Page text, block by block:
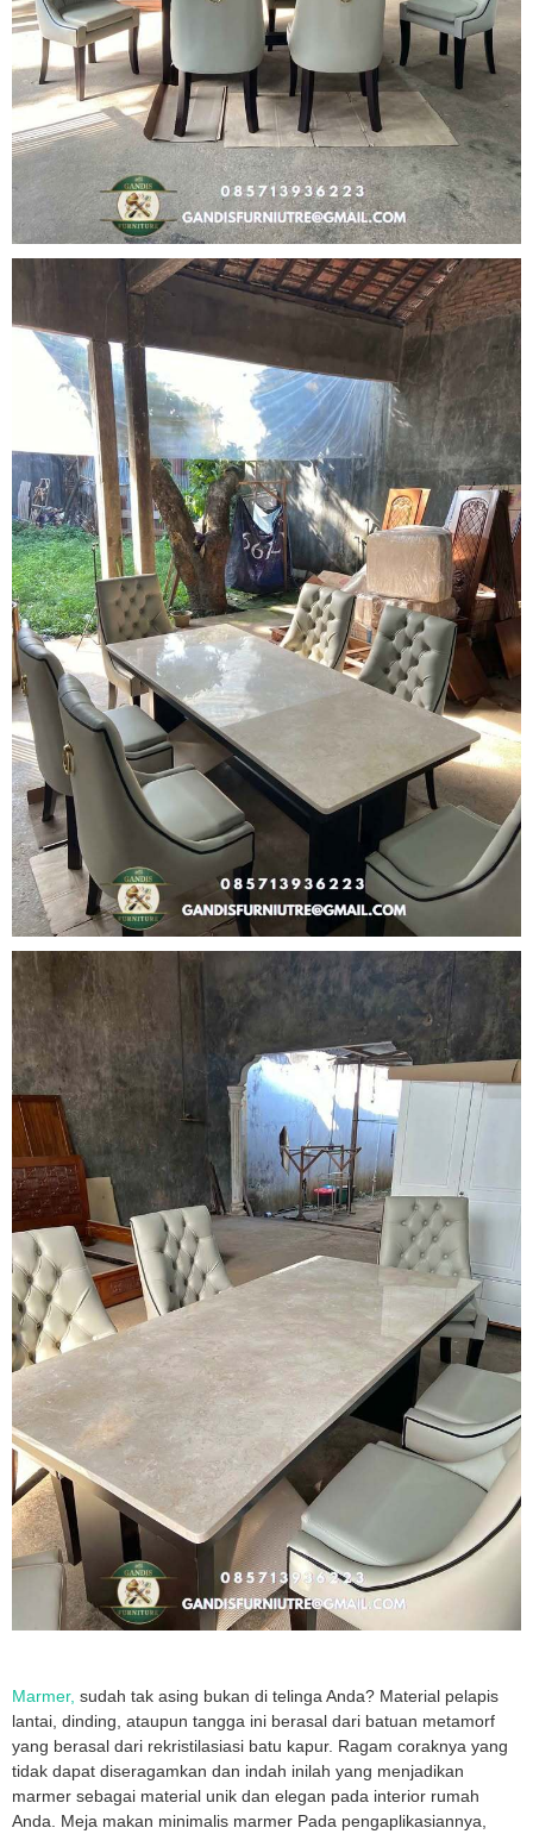
Marmer, sudah tak asing bukan di telinga Anda? Material pelapis
lantai, dinding, ataupun tangga ini berasal dari batuan metamorf
yang berasal dari rekristilasiasi batu kapur. Ragam coraknya yang
tidak dapat diseragamkan dan indah inilah yang menjadikan
marmer sebagai material unik dan elegan pada interior rumah
Anda. Meja makan minimalis marmer Pada pengaplikasiannya,